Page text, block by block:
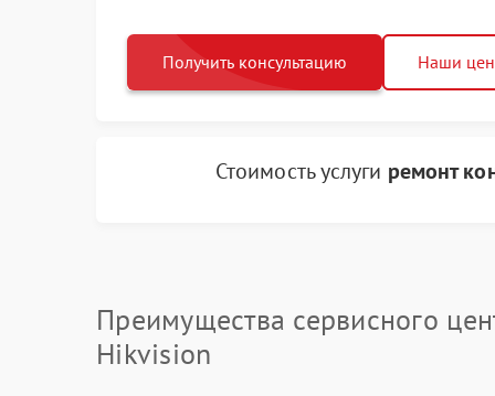
Получить консультацию Наши
Стоимость услуги ремонт
Преимущества сервисного
Hikvision